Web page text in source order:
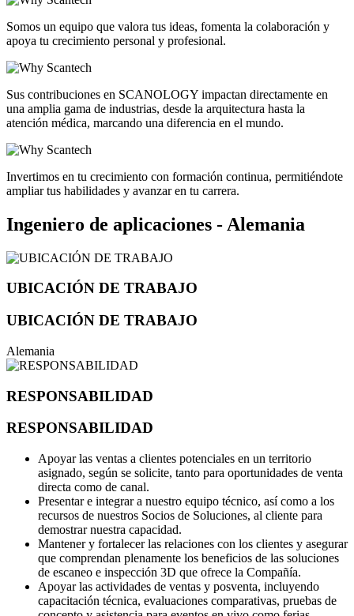
Somos un equipo que valora tus ideas, fomenta la colaboración y
apoya tu crecimiento personal y profesional.
Sus contribuciones en SCANOLOGY impactan directamente en
una amplia gama de industrias, desde la arquitectura hasta la
atención médica, marcando una diferencia en el mundo.
Invertimos en tu crecimiento con formación continua, permitiéndote
ampliar tus habilidades y avanzar en tu carrera.
Ingeniero de aplicaciones - Alemania
UBICACIÓN DE TRABAJO
UBICACIÓN DE TRABAJO
Alemania
RESPONSABILIDAD
RESPONSABILIDAD
Apoyar las ventas a clientes potenciales en un territorio
asignado, según se solicite, tanto para oportunidades de venta
directa como de canal.
Presentar e integrar a nuestro equipo técnico, así como a los
recursos de nuestros Socios de Soluciones, al cliente para
demostrar nuestra capacidad.
Mantener y fortalecer las relaciones con los clientes y asegurar
que comprendan plenamente los beneficios de las soluciones
de escaneo e inspección 3D que ofrece la Compañía.
Apoyar las actividades de ventas y posventa, incluyendo
capacitación técnica, evaluaciones comparativas, pruebas de